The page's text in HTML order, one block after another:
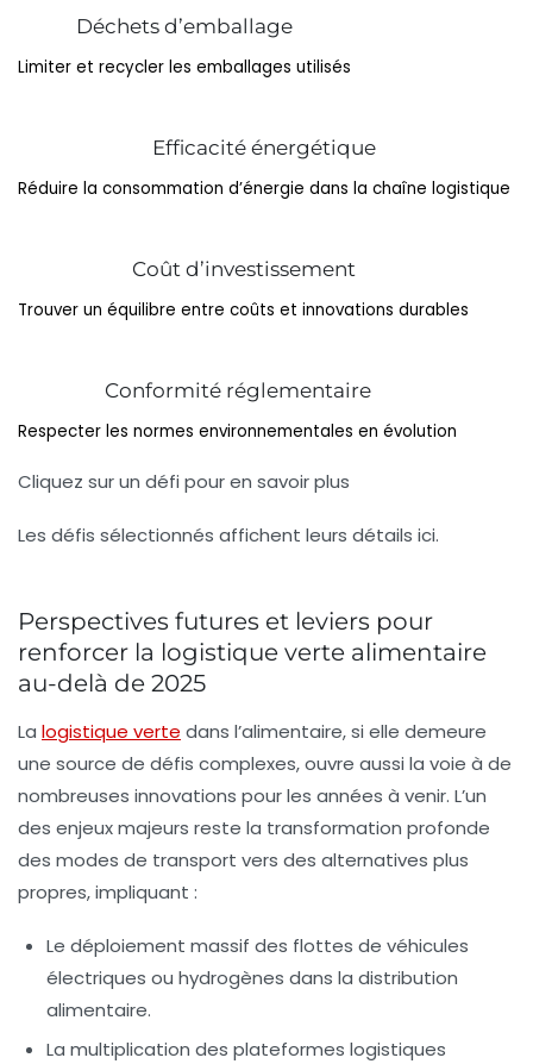
Déchets d’emballage
Limiter et recycler les emballages utilisés
Efficacité énergétique
Réduire la consommation d’énergie dans la chaîne logistique
Coût d’investissement
Trouver un équilibre entre coûts et innovations durables
Conformité réglementaire
Respecter les normes environnementales en évolution
Cliquez sur un défi pour en savoir plus
Les défis sélectionnés affichent leurs détails ici.
Perspectives futures et leviers pour
renforcer la logistique verte alimentaire
au-delà de 2025
La logistique verte dans l’alimentaire, si elle demeure
une source de défis complexes, ouvre aussi la voie à de
nombreuses innovations pour les années à venir. L’un
des enjeux majeurs reste la transformation profonde
des modes de transport vers des alternatives plus
propres, impliquant :
Le déploiement massif des flottes de véhicules
électriques ou hydrogènes dans la distribution
alimentaire.
La multiplication des plateformes logistiques